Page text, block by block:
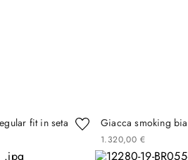
fit in seta Giacca smoking
1.320,00 €